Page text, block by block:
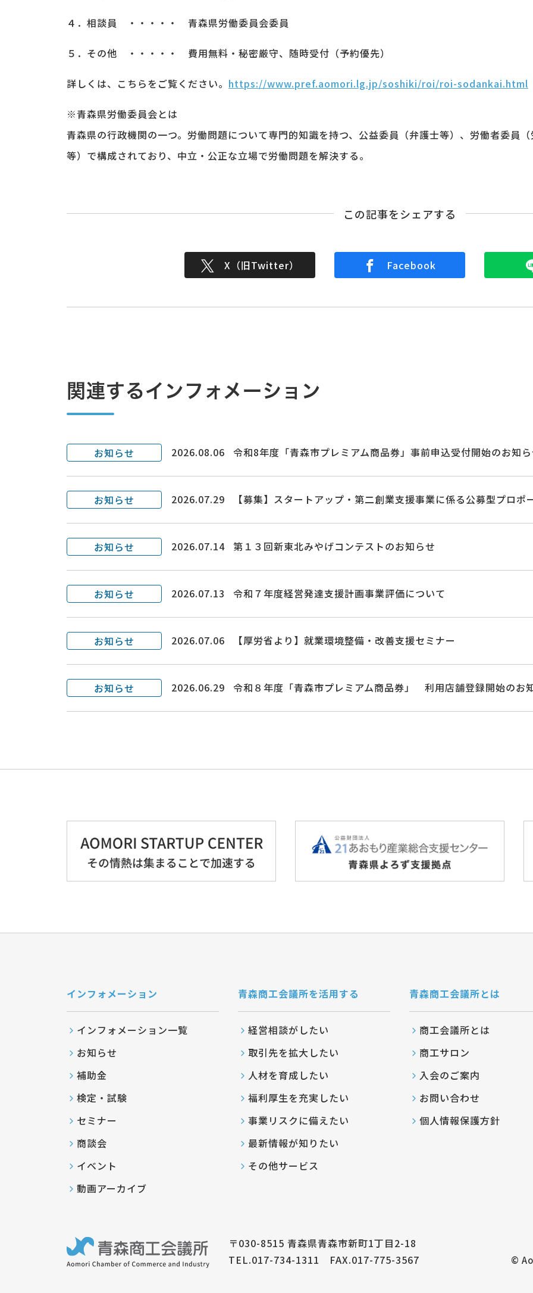
４．相談員 ・・・・・ 青森県労働委員会委員
５．その他 ・・・・・ 費用無料・秘密厳守、随時受付（予約優先）
詳しくは、こちらをご覧ください。 https://www.pref.aomori.lg.jp/soshiki/roi/roi-sodankai.html
※青森県労働委員会とは
青森県の行政機関の一つ。労働問題について専門的知識を持つ、公益委員（弁護士等）、労働者委員
等）で構成されており、中立・公正な立場で労働問題を解決する。
この記事をシェアする
X（旧Twitter） Facebook
関連するインフォメーション
お知らせ 2026.08.06 令和8年度「青森市プレミアム商品券」事前申込受付開始のお知
お知らせ 2026.07.29 【募集】スタートアップ・第二創業支援事業に係る公募型プロ
お知らせ 2026.07.14 第１３回新東北みやげコンテストのお知らせ
お知らせ 2026.07.13 令和７年度経営発達支援計画事業評価について
お知らせ 2026.07.06 【厚労省より】就業環境整備・改善支援セミナー
お知らせ 2026.06.29 令和８年度「青森市プレミアム商品券」 利用店舗登録開始のお
インフォメーション
インフォメーション一覧
お知らせ
補助金
検定・試験
セミナー
商談会
イベント
動画アーカイブ
青森商工会議所を活用する
経営相談がしたい
取引先を拡大したい
人材を育成したい
福利厚生を充実したい
事業リスクに備えたい
最新情報が知りたい
その他サービス
青森商工会議所とは
商工会議所とは
商工サロン
入会のご案内
お問い合わせ
個人情報保護方針
〒030-8515 青森県青森市新町1丁目2-18
TEL.017-734-1311
FAX.017-775-3567 ©